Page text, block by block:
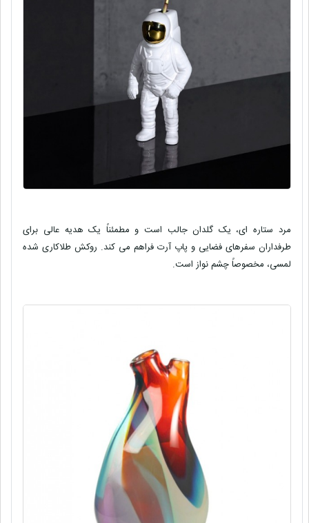
مرد ستاره ای، یک گلدان جالب است و مطمئناً یک هدیه عالی برای
طرفداران سفرهای فضایی و پاپ آرت فراهم می کند. روکش طلاکاری شده
لمسی، مخصوصاً چشم نواز است.